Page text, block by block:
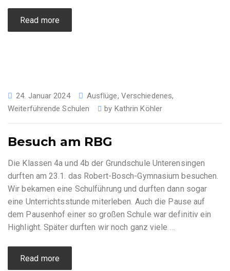
Read more
24. Januar 2024 Ausflüge, Verschiedenes,
Weiterführende Schulen
by Kathrin Köhler
Besuch am RBG
Die Klassen 4a und 4b der Grundschule Unterensingen
durften am 23.1. das Robert-Bosch-Gymnasium besuchen.
Wir bekamen eine Schulführung und durften dann sogar
eine Unterrichtsstunde miterleben. Auch die Pause auf
dem Pausenhof einer so großen Schule war definitiv ein
Highlight. Später durften wir noch ganz viele
Read more